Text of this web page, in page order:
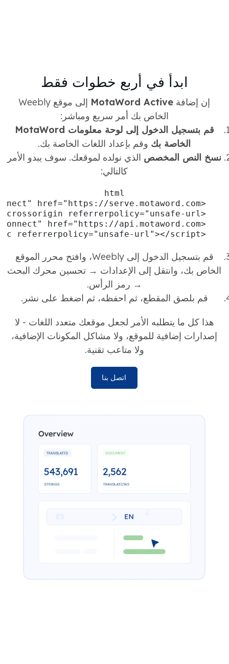
ابدأ في أربع خطوات فقط
إن إضافة MotaWord Active
إلى موقع Weebly
الخاص بك أمر سريع ومباشر:
قم بتسجيل الدخول إلى لوحة معلومات MotaWord
الخاصة بك وقم بإعداد اللغات الخاصة بك.
نسخ النص المخصص الذي نولده لموقعك. سوف يبدو الأمر
كالتالي:
   <script src="https://serve.motaword.com/js/38-299.js" data-token="{token}" crossorigin async referrerpolicy="unsafe-url"></script>
قم بتسجيل الدخول إلى Weebly، وافتح محرر الموقع
الخاص بك، وانتقل إلى الإعدادات → تحسين محرك البحث
→ رمز الرأس.
قم بلصق المقطع، ثم احفظه، ثم اضغط على نشر.
هذا كل ما يتطلبه الأمر لجعل موقعك متعدد اللغات - لا
إصدارات إضافية للموقع، ولا مشاكل المكونات الإضافية،
ولا متاعب تقنية.
اتصل بنا